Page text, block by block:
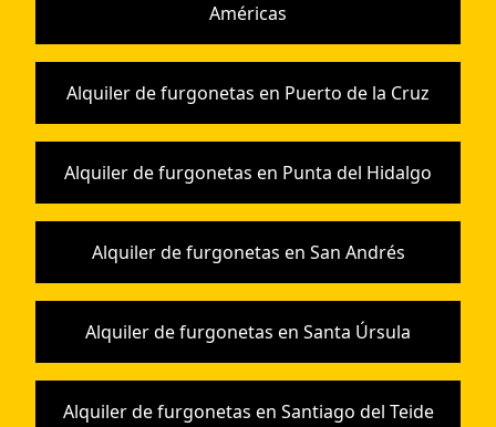
Américas
Alquiler de furgonetas en Puerto de la Cruz
Alquiler de furgonetas en Punta del Hidalgo
Alquiler de furgonetas en San Andrés
Alquiler de furgonetas en Santa Úrsula
Alquiler de furgonetas en Santiago del Teide